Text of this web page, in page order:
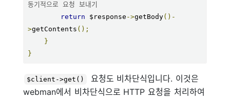
동기적으로 요청 보내기
return $response ->getBody()-
>getContents ();
}
}
$client->get()
요청도 비차단식입니다. 이것은
webman에서 비차단식으로 HTTP 요청을 처리하여